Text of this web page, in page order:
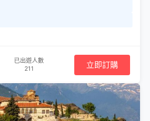
已出遊人數
211
立即訂購